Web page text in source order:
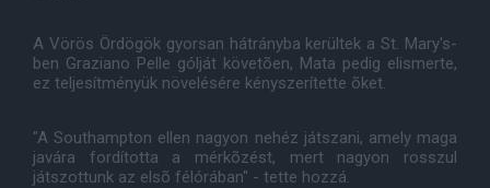
A Vörös Ördögök gyorsan hátrányba kerültek a St. Mary's-
ben Graziano Pelle gólját követõen, Mata pedig elismerte,
ez teljesítményük növelésére kényszerítette õket.
"A Southampton ellen nagyon nehéz játszani, amely maga
javára fordította a mérkõzést, mert nagyon rosszul
játszottunk az elsõ félórában" - tette hozzá.